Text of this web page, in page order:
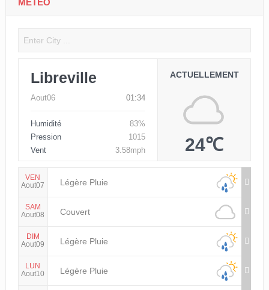
Libreville
Aout06 01:34
Humidité
83%
Pression
1015
Vent
3.58mph
ACTUELLEMENT
24℃
VEN
Aout07
Légère Pluie
SAM
Aout08
Couvert
DIM
Aout09
Légère Pluie
LUN
Aout10
Légère Pluie